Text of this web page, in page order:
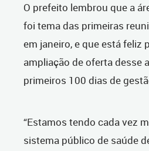
O prefeito lembrou que a
foi tema das primeiras
em janeiro, e que está feliz
ampliação de oferta desse
primeiros 100 dias de
“Estamos tendo cada vez
sistema público de saúde